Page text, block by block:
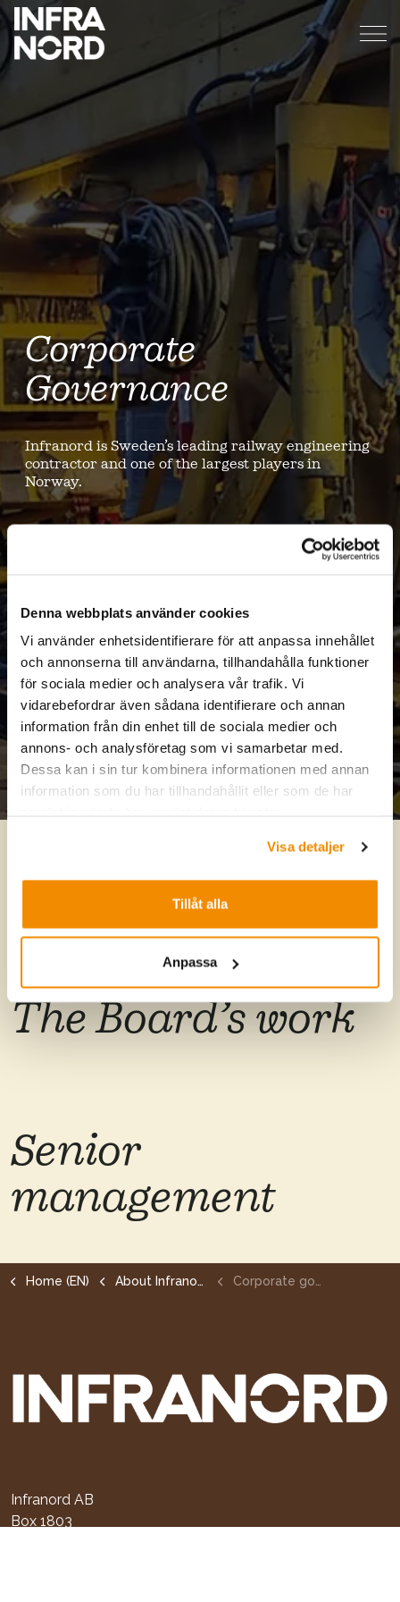
Denna webbplats använder cookies
Vi använder enhetsidentifierare för att anpassa innehållet
och annonserna till användarna, tillhandahålla funktioner
för sociala medier och analysera vår trafik. Vi
vidarebefordrar även sådana identifierare och annan
information från din enhet till de sociala medier och
annons- och analysföretag som vi samarbetar med.
Dessa kan i sin tur kombinera informationen med annan
information som du har tillhandahållit eller som de har
Visa detaljer
Tillåt alla
Anpassa
Corporate
Governance
Infranord is Sweden’s leading railway engineering
contractor and one of the largest players in
Norway.
Board of Directors
The Board’s work
Senior
management
Home (EN) About Infranord Corporate governance
Infranord AB
Box 1803